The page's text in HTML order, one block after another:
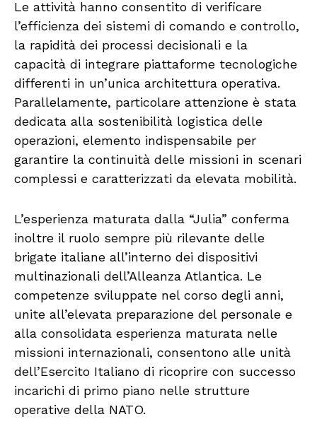
Le attività hanno consentito di verificare
l’efficienza dei sistemi di comando e controllo,
la rapidità dei processi decisionali e la
capacità di integrare piattaforme tecnologiche
differenti in un’unica architettura operativa.
Parallelamente, particolare attenzione è stata
dedicata alla sostenibilità logistica delle
operazioni, elemento indispensabile per
garantire la continuità delle missioni in scenari
complessi e caratterizzati da elevata mobilità.
L’esperienza maturata dalla “Julia” conferma
inoltre il ruolo sempre più rilevante delle
brigate italiane all’interno dei dispositivi
multinazionali dell’Alleanza Atlantica. Le
competenze sviluppate nel corso degli anni,
unite all’elevata preparazione del personale e
alla consolidata esperienza maturata nelle
missioni internazionali, consentono alle unità
dell’Esercito Italiano di ricoprire con successo
incarichi di primo piano nelle strutture
operative della NATO.